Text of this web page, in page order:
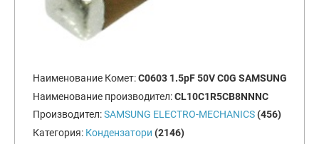
Наименование Комет:C0603 1.5pF 50V C0G SAMSUNG
Наименование производител:CL10C1R5CB8NNNC
Производител:SAMSUNG ELECTRO-MECHANICS (456)
Категория: Кондензатори (2146)